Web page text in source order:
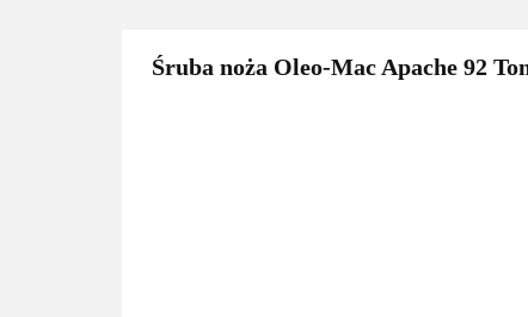
Śruba noża Oleo-Mac Apache 92